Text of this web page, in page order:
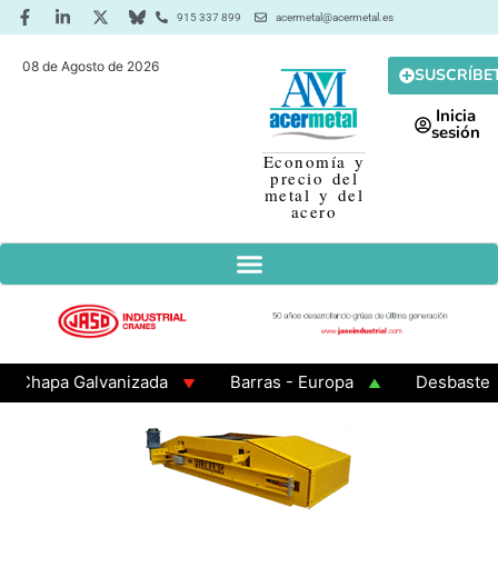
915 337 899 acermetal@acermetal.es
08 de Agosto de 2026
Economía y
precio del
metal y del
acero
Inicia
sesión
Galvanizada Barras - Europa
Desbaste -